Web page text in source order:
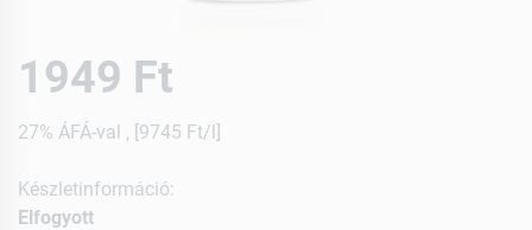
1949 Ft
27% ÁFÁ-val , [9745 Ft/l]
Készletinformáció:
Elfogyott